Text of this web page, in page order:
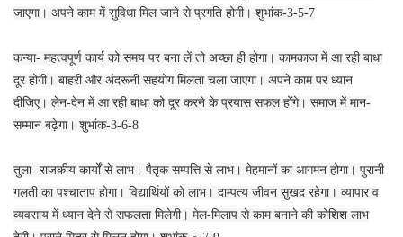
जाएगा। अपने काम में सुविधा मिल जाने से प्रगति होगी। शुभांक-3-5-7
कन्या- महत्वपूर्ण कार्य को समय पर बना लें तो अच्छा ही होगा। कामकाज में आ रही बाधा
दूर होगी। बाहरी और अंदरूनी सहयोग मिलता चला जाएगा। अपने काम पर ध्यान
दीजिए। लेन-देन में आ रही बाधा को दूर करने के प्रयास सफल होंगे। समाज में मान-
सम्मान बढ़ेगा। शुभांक-3-6-8
तुला- राजकीय कार्यों से लाभ। पैतृक सम्पत्ति से लाभ। मेहमानों का आगमन होगा। पुरानी
गलती का पश्चाताप होगा। विद्यार्थियों को लाभ। दाम्पत्य जीवन सुखद रहेगा। व्यापार व
व्यवसाय में ध्यान देने से सफलता मिलेगी। मेल-मिलाप से काम बनाने की कोशिश लाभ